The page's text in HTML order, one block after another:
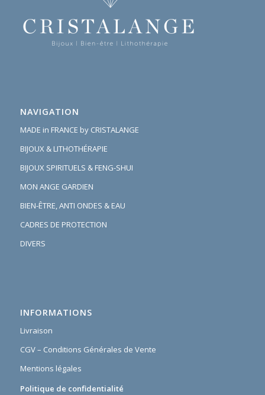
NAVIGATION
MADE in FRANCE by CRISTALANGE
BIJOUX & LITHOTHÉRAPIE
BIJOUX SPIRITUELS & FENG-SHUI
MON ANGE GARDIEN
BIEN-ÊTRE, ANTI ONDES & EAU
CADRES DE PROTECTION
DIVERS
INFORMATIONS
Livraison
CGV – Conditions Générales de Vente
Mentions légales
Politique de confidentialité